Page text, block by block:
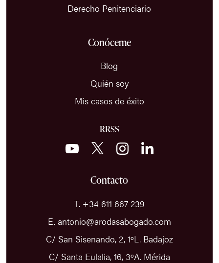
Derecho Penitenciario
Conóceme
Blog
Quién soy
Mis casos de éxito
RRSS
Contacto
T. +34 611 667 239
E. antonio@arodasabogado.com
C/ San Sisenando, 2, 1ºL. Badajoz
C/ Santa Eulalia, 16, 3ºA. Mérida